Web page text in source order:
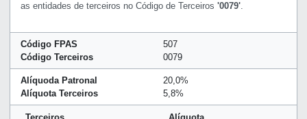
as entidades de terceiros no Código de Terceiros '0079'.
Código FPAS
507
Código Terceiros
0079
Alíquoda Patronal
20,0%
Alíquota Terceiros
5,8%